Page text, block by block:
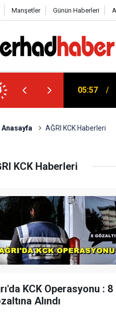
Manşetler Günün Haberleri
Statüsü Belli Oldu! 05:57
Anasayfa AĞRI KCK Haberleri
KCK Haberleri
KCK Operasyonu : 8
Alındı